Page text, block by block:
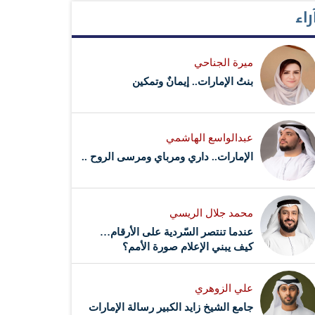
ميرة الجناحي
بنتُ الإمارات.. إيمانٌ وتمكين
عبدالواسع الهاشمي
الإمارات.. داري ومرباي ومرسى الروح ..
محمد جلال الريسي
عندما تنتصر السّردية على الأرقام…
كيف يبني الإعلام صورة الأمم؟
علي الزوهري
جامع الشيخ زايد الكبير رسالة الإمارات